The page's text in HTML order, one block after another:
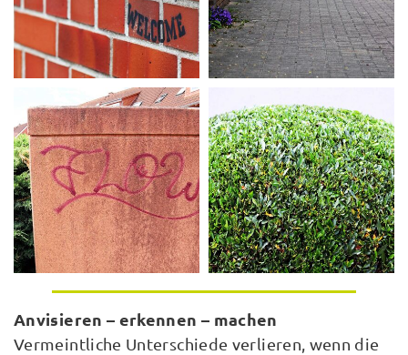
Anvisieren – erkennen – machen
Vermeintliche Unterschiede verlieren, wenn die